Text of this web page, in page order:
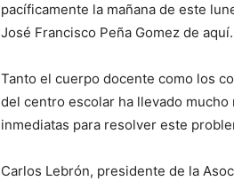
pacíficamente la mañana de este
José Francisco Peña Gomez de aquí.
Tanto el cuerpo docente como los
del centro escolar ha llevado
inmediatas para resolver este
Carlos Lebrón, presidente de la